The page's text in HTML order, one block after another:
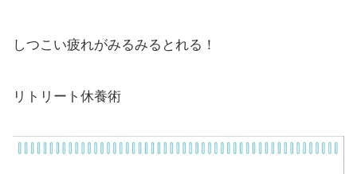
しつこい疲れがみるみるとれる！
リトリート休養術